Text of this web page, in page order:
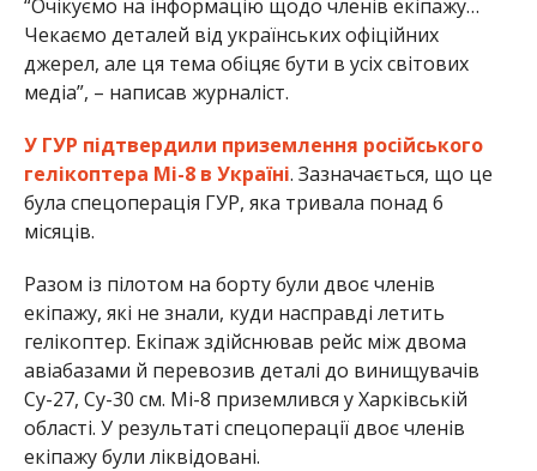
“Очікуємо на інформацію щодо членів екіпажу…
Чекаємо деталей від українських офіційних
джерел, але ця тема обіцяє бути в усіх світових
медіа”, – написав журналіст.
У ГУР підтвердили приземлення російського
гелікоптера Мі-8 в Україні. Зазначається, що це
була спецоперація ГУР, яка тривала понад 6
місяців.
Разом із пілотом на борту були двоє членів
екіпажу, які не знали, куди насправді летить
гелікоптер. Екіпаж здійснював рейс між двома
авіабазами й перевозив деталі до винищувачів
Су-27, Су-30 см. Мі-8 приземлився у Харківській
області. У результаті спецоперації двоє членів
екіпажу були ліквідовані.